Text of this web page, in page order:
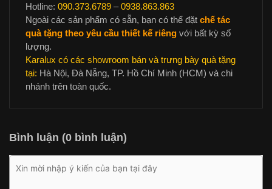
Hotline: 090.373.6789 –0938.863.863
Ngoài các sản phẩm có sẵn, bạn có thể đặt chế tác
quà tặng theo yêu cầu thiết kế riêng với bất kỳ số
lượng.
Karalux có các showroom bán và trưng bày quà tặng
tại: Hà Nội, Đà Nẵng, TP. Hồ Chí Minh (HCM) và chi
nhánh trên toàn quốc.
Bình luận (0 bình luận)